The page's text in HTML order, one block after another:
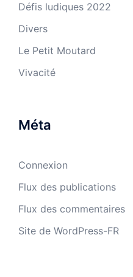
Défis ludiques 2022
Divers
Le Petit Moutard
Vivacité
Méta
Connexion
Flux des publications
Flux des commentaires
Site de WordPress-FR